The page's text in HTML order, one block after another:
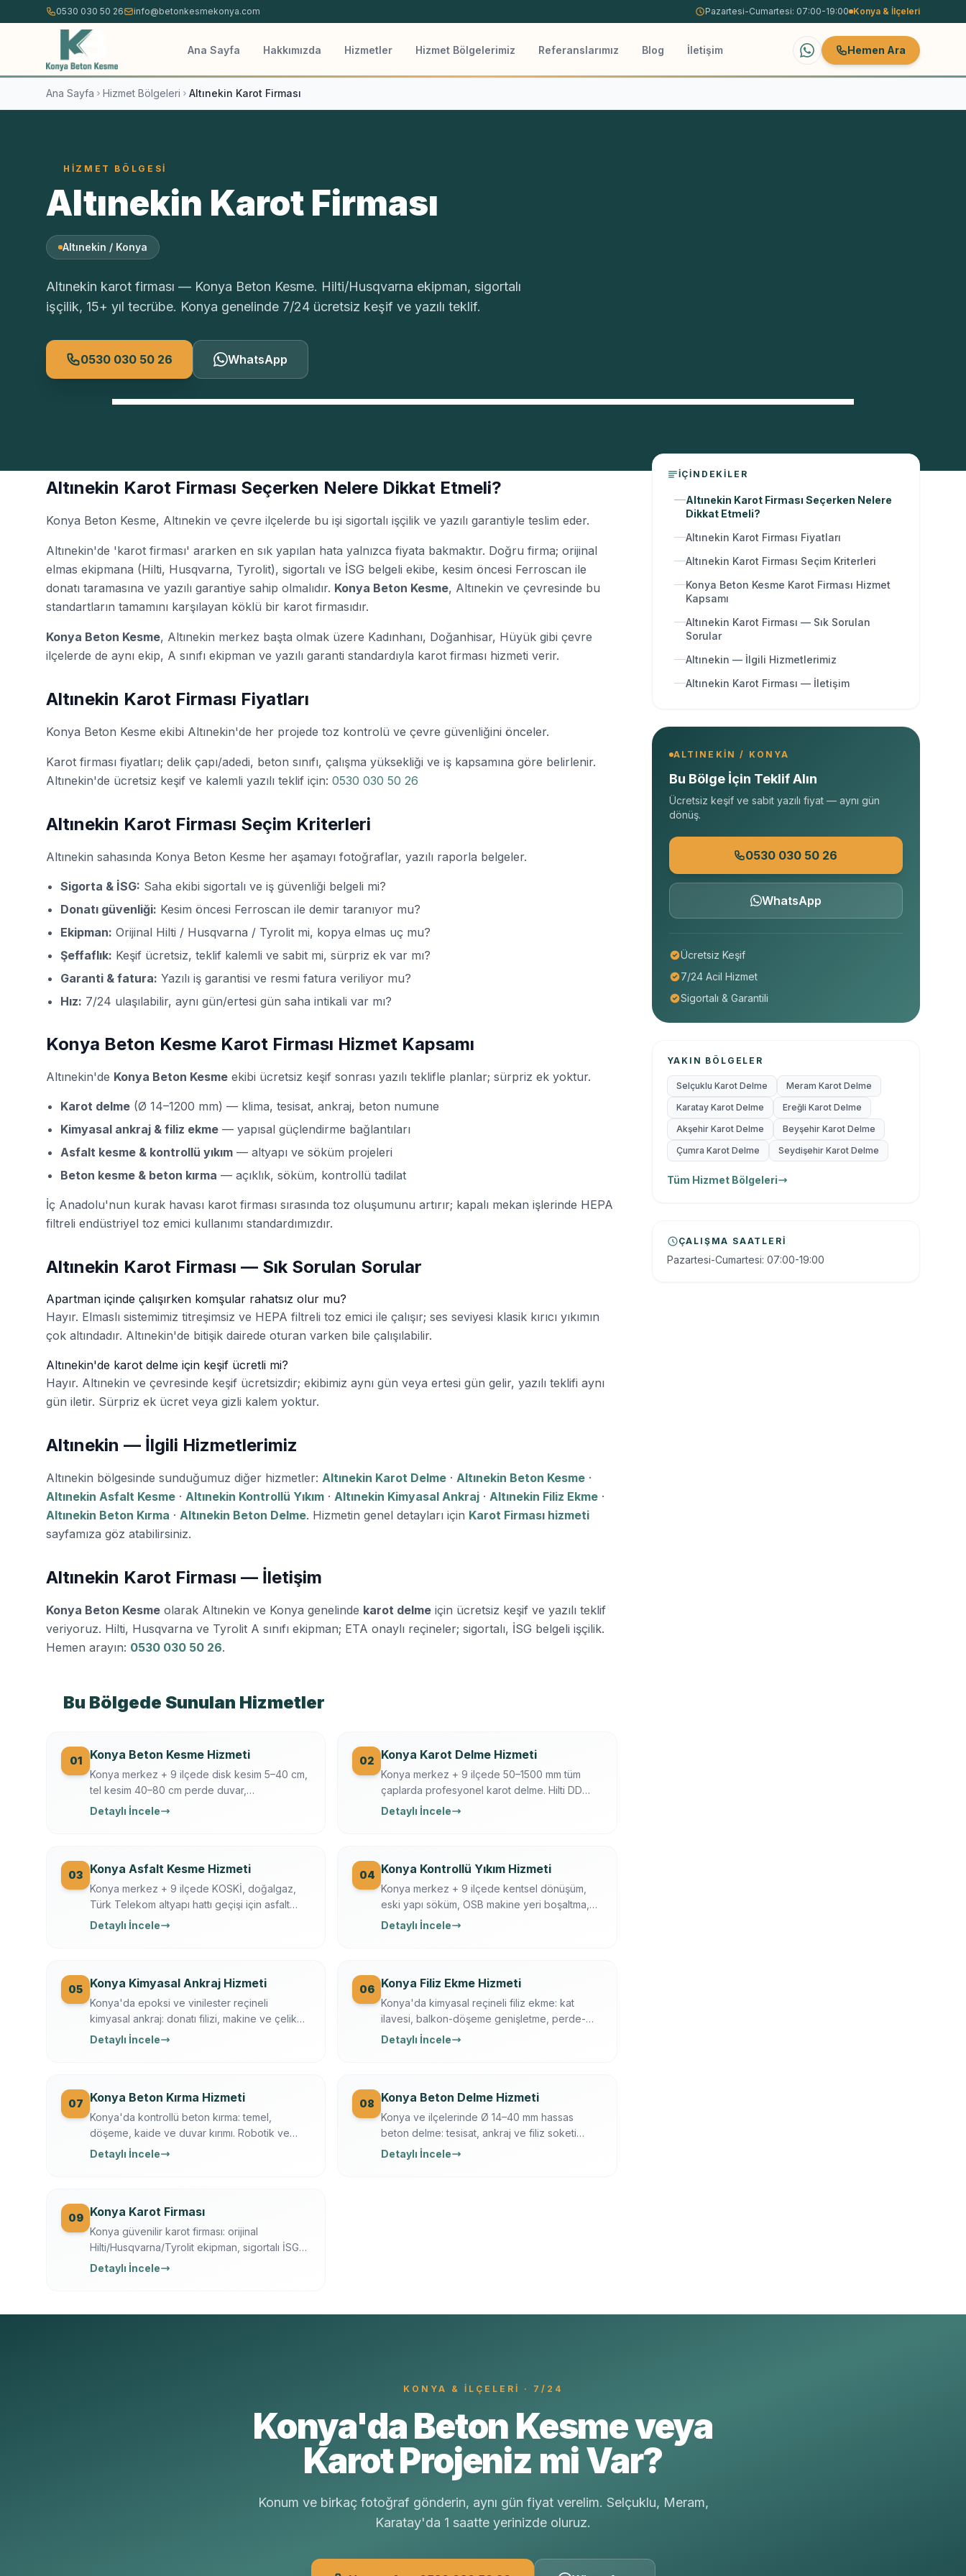
İçeriğe atla0530 030 50 26 info@betonkesmekonya.com Pazartesi-Cumartesi: 07:00-19:00 Konya & İlçeleri
Ana Sayfa Hakkımızda Hizmetler Hizmet Bölgelerimiz Referanslarımız Blog İletişim Hemen Ara
Ana Sayfa Hizmet Bölgeleri Altınekin Karot Firması
HIZMET BÖLGESI
Altınekin Karot Firması
Altınekin / Konya
Altınekin karot firması — Konya Beton Kesme. Hilti/Husqvarna ekipman, sigortalı
işçilik, 15+ yıl tecrübe. Konya genelinde 7/24 ücretsiz keşif ve yazılı teklif.
0530 030 50 26 WhatsApp
Altınekin Karot Firması Seçerken Nelere Dikkat Etmeli?
Konya Beton Kesme, Altınekin ve çevre ilçelerde bu işi sigortalı işçilik ve yazılı garantiyle teslim eder.
Altınekin'de 'karot firması' ararken en sık yapılan hata yalnızca fiyata bakmaktır. Doğru firma; orijinal
elmas ekipmana (Hilti, Husqvarna, Tyrolit), sigortalı ve İSG belgeli ekibe, kesim öncesi Ferroscan ile
donatı taramasına ve yazılı garantiye sahip olmalıdır. Konya Beton Kesme, Altınekin ve çevresinde bu
standartların tamamını karşılayan köklü bir karot firmasıdır.
Konya Beton Kesme, Altınekin merkez başta olmak üzere Kadınhanı, Doğanhisar, Hüyük gibi çevre
ilçelerde de aynı ekip, A sınıfı ekipman ve yazılı garanti standardıyla karot firması hizmeti verir.
Altınekin Karot Firması Fiyatları
Konya Beton Kesme ekibi Altınekin'de her projede toz kontrolü ve çevre güvenliğini önceler.
Karot firması fiyatları; delik çapı/adedi, beton sınıfı, çalışma yüksekliği ve iş kapsamına göre belirlenir.
Altınekin'de ücretsiz keşif ve kalemli yazılı teklif için: 0530 030 50 26
Altınekin Karot Firması Seçim Kriterleri
Altınekin sahasında Konya Beton Kesme her aşamayı fotoğraflar, yazılı raporla belgeler.
Sigorta & İSG: Saha ekibi sigortalı ve iş güvenliği belgeli mi?
Donatı güvenliği: Kesim öncesi Ferroscan ile demir taranıyor mu?
Ekipman: Orijinal Hilti / Husqvarna / Tyrolit mi, kopya elmas uç mu?
Şeffaflık: Keşif ücretsiz, teklif kalemli ve sabit mi, sürpriz ek var mı?
Garanti & fatura: Yazılı iş garantisi ve resmi fatura veriliyor mu?
Hız: 7/24 ulaşılabilir, aynı gün/ertesi gün saha intikali var mı?
Konya Beton Kesme Karot Firması Hizmet Kapsamı
Altınekin'de Konya Beton Kesme ekibi ücretsiz keşif sonrası yazılı teklifle planlar; sürpriz ek yoktur.
Karot delme (Ø 14–1200 mm) — klima, tesisat, ankraj, beton numune
Kimyasal ankraj & filiz ekme — yapısal güçlendirme bağlantıları
Asfalt kesme & kontrollü yıkım — altyapı ve söküm projeleri
Beton kesme & beton kırma — açıklık, söküm, kontrollü tadilat
İç Anadolu'nun kurak havası karot firması sırasında toz oluşumunu artırır; kapalı mekan işlerinde HEPA
filtreli endüstriyel toz emici kullanımı standardımızdır.
Altınekin Karot Firması — Sık Sorulan Sorular
Apartman içinde çalışırken komşular rahatsız olur mu?
Hayır. Elmaslı sistemimiz titreşimsiz ve HEPA filtreli toz emici ile çalışır; ses seviyesi klasik kırıcı yıkımın
çok altındadır. Altınekin'de bitişik dairede oturan varken bile çalışılabilir.
Altınekin'de karot delme için keşif ücretli mi?
Hayır. Altınekin ve çevresinde keşif ücretsizdir; ekibimiz aynı gün veya ertesi gün gelir, yazılı teklifi aynı
gün iletir. Sürpriz ek ücret veya gizli kalem yoktur.
Altınekin — İlgili Hizmetlerimiz
Altınekin bölgesinde sunduğumuz diğer hizmetler: Altınekin Karot Delme · Altınekin Beton Kesme ·
Altınekin Asfalt Kesme · Altınekin Kontrollü Yıkım · Altınekin Kimyasal Ankraj · Altınekin Filiz Ekme ·
Altınekin Beton Kırma · Altınekin Beton Delme. Hizmetin genel detayları için Karot Firması hizmeti
sayfamıza göz atabilirsiniz.
Altınekin Karot Firması — İletişim
Konya Beton Kesme olarak Altınekin ve Konya genelinde karot delme için ücretsiz keşif ve yazılı teklif
veriyoruz. Hilti, Husqvarna ve Tyrolit A sınıfı ekipman; ETA onaylı reçineler; sigortalı, İSG belgeli işçilik.
Hemen arayın: 0530 030 50 26.
Bu Bölgede Sunulan Hizmetler
01 Konya Beton Kesme Hizmeti
Konya merkez + 9 ilçede disk kesim 5–40 cm,
tel kesim 40–80 cm perde duvar,
döşeme/temel/zemin kesimi. Hilti + Husqvarna
Detaylı İncele
02 Konya Karot Delme Hizmeti
Konya merkez + 9 ilçede 50–1500 mm tüm
çaplarda profesyonel karot delme. Hilti DD
250/350, Ferroscan donatı tarama, su
Detaylı İncele
03 Konya Asfalt Kesme Hizmeti
Konya merkez + 9 ilçede KOSKİ, doğalgaz,
Türk Telekom altyapı hattı geçişi için asfalt
kesme. Husqvarna FS 7000, gece çalışma,
Detaylı İncele
04 Konya Kontrollü Yıkım Hizmeti
Konya merkez + 9 ilçede kentsel dönüşüm,
eski yapı söküm, OSB makine yeri boşaltma,
tarihi yapı kısmi yıkım. İş güvenliği + sigortalı
Detaylı İncele
05 Konya Kimyasal Ankraj Hizmeti
Konya'da epoksi ve vinilester reçineli
kimyasal ankraj: donatı filizi, makine ve çelik
kaide sabitleme. Ücretsiz keşif, çekme testi,
Detaylı İncele
06 Konya Filiz Ekme Hizmeti
Konya'da kimyasal reçineli filiz ekme: kat
ilavesi, balkon-döşeme genişletme, perde-
kolon ekleme. Ferroscan kontrollü, çekme
Detaylı İncele
07 Konya Beton Kırma Hizmeti
Konya'da kontrollü beton kırma: temel,
döşeme, kaide ve duvar kırımı. Robotik ve
hidrolik kırıcı, toz bastırma, moloz dahil,
Detaylı İncele
08 Konya Beton Delme Hizmeti
Konya ve ilçelerinde Ø 14–40 mm hassas
beton delme: tesisat, ankraj ve filiz soketi
delikleri. Elmas karot + darbeli teknik,
Detaylı İncele
09 Konya Karot Firması
Konya güvenilir karot firması: orijinal
Hilti/Husqvarna/Tyrolit ekipman, sigortalı İSG
ekip, yazılı garanti, 7/24 ücretsiz keşif. Karot
Detaylı İncele
İÇINDEKILER
Altınekin Karot Firması Seçerken Nelere
Dikkat Etmeli?
Altınekin Karot Firması Fiyatları
Altınekin Karot Firması Seçim Kriterleri
Konya Beton Kesme Karot Firması Hizmet
Kapsamı
Altınekin Karot Firması — Sık Sorulan
Sorular
Altınekin — İlgili Hizmetlerimiz
Altınekin Karot Firması — İletişim
ALTINEKIN / KONYA
Bu Bölge İçin Teklif Alın
Ücretsiz keşif ve sabit yazılı fiyat — aynı gün
dönüş.
0530 030 50 26
WhatsApp
Ücretsiz Keşif
7/24 Acil Hizmet
Sigortalı & Garantili
YAKIN BÖLGELER
Selçuklu Karot Delme
Meram Karot Delme
Karatay Karot Delme
Ereğli Karot Delme
Akşehir Karot Delme
Beyşehir Karot Delme
Çumra Karot Delme
Seydişehir Karot Delme
Tüm Hizmet Bölgeleri
ÇALIŞMA SAATLERI
Pazartesi-Cumartesi: 07:00-19:00
KONYA & İLÇELERI · 7/24
Konya'da Beton Kesme veya
Karot Projeniz mi Var?
Konum ve birkaç fotoğraf gönderin, aynı gün fiyat verelim. Selçuklu, Meram,
Karatay'da 1 saatte yerinizde oluruz.